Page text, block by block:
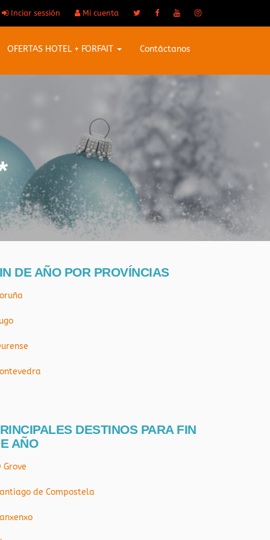
Inciar sessión Mi cuenta
OFERTAS HOTEL + FORFAIT Contáctanos
DE AÑO POR PROVÍNCIAS
DESTINOS PARA FIN
AÑO
Grove
de Compostela